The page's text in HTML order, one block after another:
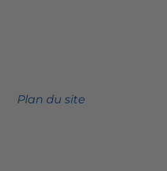
Plan du site